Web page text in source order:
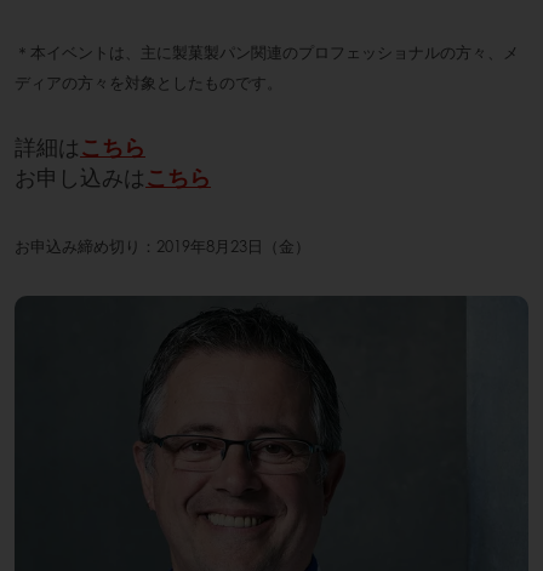
＊本イベントは、主に製菓製パン関連のプロフェッショナルの方々、メ
ディアの方々を対象としたものです。
詳細はこちら
お申し込みはこちら
お申込み締め切り：2019年8月23日（金）